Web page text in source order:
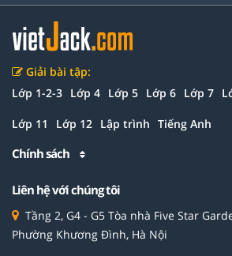
Giải bài tập:
Lớp 1-2-3 Lớp 4 Lớp 5 Lớp 6 Lớp 7
Lớp 11 Lớp 12 Lập trình Tiếng Anh
Chính sách
Liên hệ với chúng tôi
Tầng 2, G4 - G5 Tòa nhà Five Star
Phường Khương Đình, Hà Nội